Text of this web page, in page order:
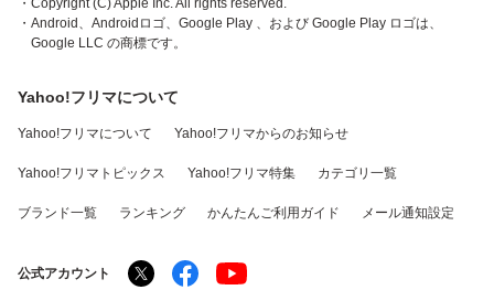
・Copyright (C) Apple Inc. All rights reserved.
・Android、Androidロゴ、Google Play 、および Google Play ロゴは、
Google LLC の商標です。
Yahoo!フリマについて
Yahoo!フリマについて Yahoo!フリマからのお知らせ
Yahoo!フリマトピックス Yahoo!フリマ特集 カテゴリ一覧
ブランド一覧 ランキング かんたんご利用ガイド メール通知設定
公式アカウント